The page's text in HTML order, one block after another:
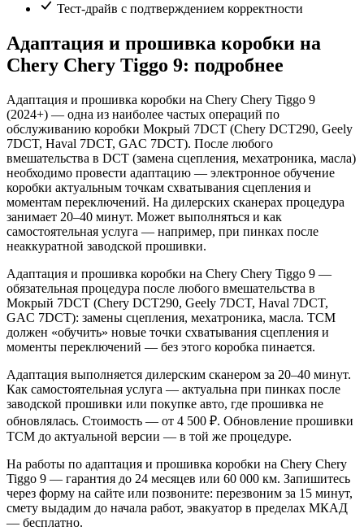
Тест-драйв с подтверждением корректности
Адаптация и прошивка коробки на
Chery Chery Tiggo 9: подробнее
Адаптация и прошивка коробки на Chery Chery Tiggo 9
(2024+) — одна из наиболее частых операций по
обслуживанию коробки Мокрый 7DCT (Chery DCT290, Geely
7DCT, Haval 7DCT, GAC 7DCT). После любого
вмешательства в DCT (замена сцепления, мехатроника, масла)
необходимо провести адаптацию — электронное обучение
коробки актуальным точкам схватывания сцепления и
моментам переключений. На дилерских сканерах процедура
занимает 20–40 минут. Может выполняться и как
самостоятельная услуга — например, при пинках после
неаккуратной заводской прошивки.
Адаптация и прошивка коробки на Chery Chery Tiggo 9 —
обязательная процедура после любого вмешательства в
Мокрый 7DCT (Chery DCT290, Geely 7DCT, Haval 7DCT,
GAC 7DCT): замены сцепления, мехатроника, масла. TCM
должен «обучить» новые точки схватывания сцепления и
моменты переключений — без этого коробка пинается.
Адаптация выполняется дилерским сканером за 20–40 минут.
Как самостоятельная услуга — актуальна при пинках после
заводской прошивки или покупке авто, где прошивка не
обновлялась. Стоимость — от 4 500 ₽. Обновление прошивки
TCM до актуальной версии — в той же процедуре.
На работы по адаптация и прошивка коробки на Chery Chery
Tiggo 9 — гарантия до 24 месяцев или 60 000 км. Запишитесь
через форму на сайте или позвоните: перезвоним за 15 минут,
смету выдадим до начала работ, эвакуатор в пределах МКАД
— бесплатно.